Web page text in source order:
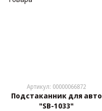
Артикул: 00000066872
Подстаканник для авто
"SB-1033"